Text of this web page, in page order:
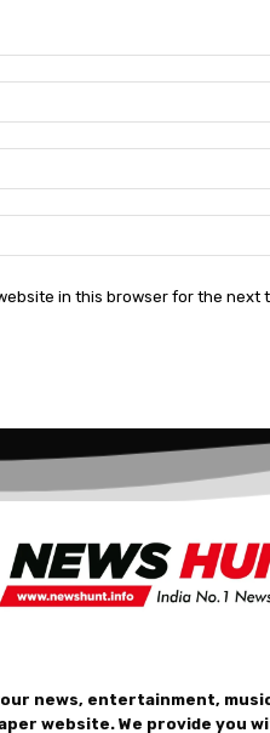
in this browser for the next
news, entertainment,
website. We provide you